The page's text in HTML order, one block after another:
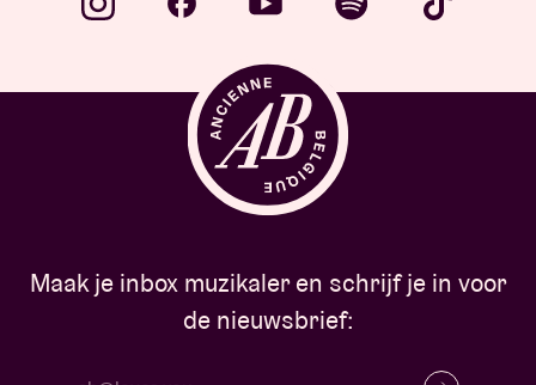
Maak je inbox muzikaler en schrijf je in voor
de nieuwsbrief: